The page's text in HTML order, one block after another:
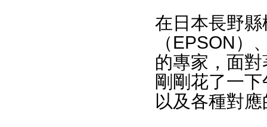
在日本長野
（EPSON）
的專家，面
剛剛花了一
以及各種對